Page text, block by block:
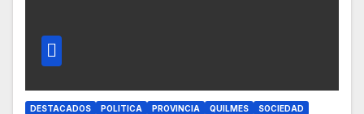
DESTACADOS POLITICA PROVINCIA QUILMES
SOCIEDAD